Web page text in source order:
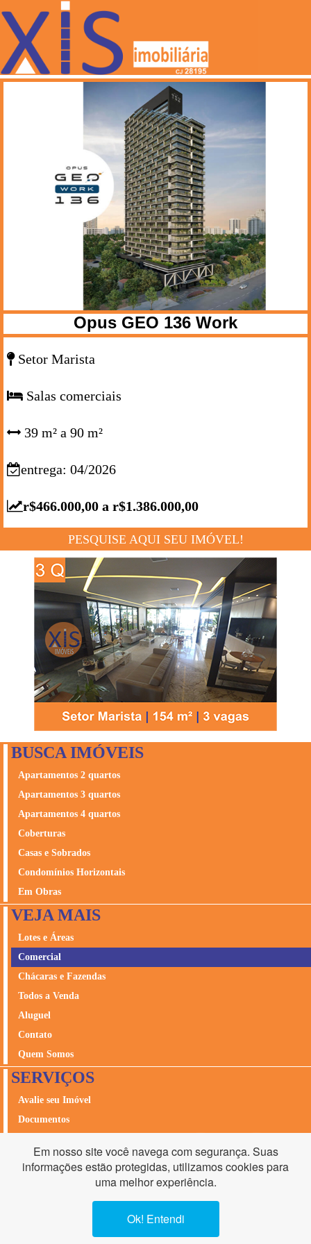
Opus GEO 136 Work
Setor Marista
Salas comerciais
39 m² a 90 m²
entrega: 04/2026
r$466.000,00 a r$1.386.000,00
PESQUISE AQUI SEU IMÓVEL!
BUSCA IMÓVEIS
Apartamentos 2 quartos
Apartamentos 3 quartos
Apartamentos 4 quartos
Coberturas
Casas e Sobrados
Condomínios Horizontais
Em Obras
VEJA MAIS
Lotes e Áreas
Comercial
Chácaras e Fazendas
Todos a Venda
Aluguel
Contato
Quem Somos
SERVIÇOS
Avalie seu Imóvel
Documentos
Acesso Cliente
2ºVia Boleto
Em nosso site você navega com segurança. Suas
informações estão protegidas, utilizamos cookies para
uma melhor experiência.
Ok! Entendi